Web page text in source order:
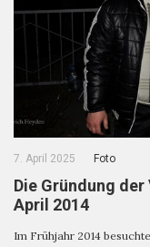
7. April 2025 Foto
Die Gründung
April 2014
Im Frühjahr 2014